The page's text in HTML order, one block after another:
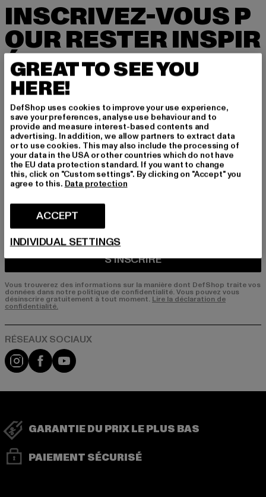
INSCRIVEZ-VOUS P
OUR RESTER INSPIR
É!
Inscrivez-vous ici à notre newsletter et receve
z à l'avenir des informations sur les tendances
actuelles, les offres et les bons de réduction d
e DefShop par e-mail!
Quels sont les produits qui vous intéressent?
HOMME
S'INSCRIRE
Vous trouverez des informations sur la manière dont DefShop traite vos
données dans notre politique de confidentialité. Vous pouvez vous
désinscrire gratuitement à tout moment.Lire la déclaration de
confidentialité.
Visit our Instagram page:
Visit our Facebook page:
Visit our YouTube channel:
GARANTIE DU PRIX LE PLUS BAS
PAIEMENT SÉCURISÉ
GREAT TO SEE YOU
HERE!
DefShop uses cookies to improve your use experience,
save your preferences, analyse use behaviour and to
provide and measure interest-based contents and
advertising. In addition, we allow partners to extract data
or to use cookies. This may also include the processing of
your data in the USA or other countries which do not have
the EU data protection standard. If you want to change
this, click on "Custom settings". By clicking on "Accept" you
agree to this. Data protection
ACCEPT
INDIVIDUAL SETTINGS